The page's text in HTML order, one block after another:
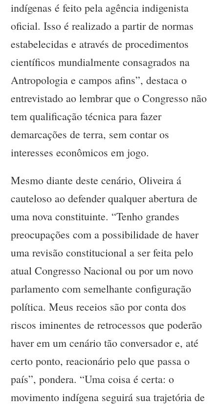
indígenas é feito pela agência indigenista
oficial. Isso é realizado a partir de normas
estabelecidas e através de procedimentos
científicos mundialmente consagrados na
Antropologia e campos afins”, destaca o
entrevistado ao lembrar que o Congresso não
tem qualificação técnica para fazer
demarcações de terra, sem contar os
interesses econômicos em jogo.
Mesmo diante deste cenário, Oliveira á
cauteloso ao defender qualquer abertura de
uma nova constituinte. “Tenho grandes
preocupações com a possibilidade de haver
uma revisão constitucional a ser feita pelo
atual Congresso Nacional ou por um novo
parlamento com semelhante configuração
política. Meus receios são por conta dos
riscos iminentes de retrocessos que poderão
haver em um cenário tão conversador e, até
certo ponto, reacionário pelo que passa o
país”, pondera. “Uma coisa é certa: o
movimento indígena seguirá sua trajetória de